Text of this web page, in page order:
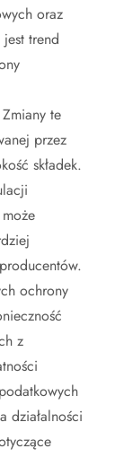
oraz
trend
te
przez
składek.
ochrony
z
działalności